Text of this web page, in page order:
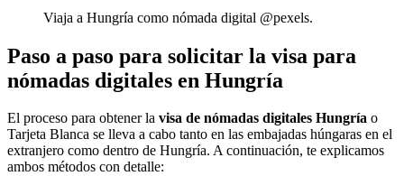
Viaja a Hungría como nómada digital @pexels.
Paso a paso para solicitar la visa para
nómadas digitales en Hungría
El proceso para obtener la visa de nómadas digitales Hungría o
Tarjeta Blanca se lleva a cabo tanto en las embajadas húngaras en el
extranjero como dentro de Hungría. A continuación, te explicamos
ambos métodos con detalle: